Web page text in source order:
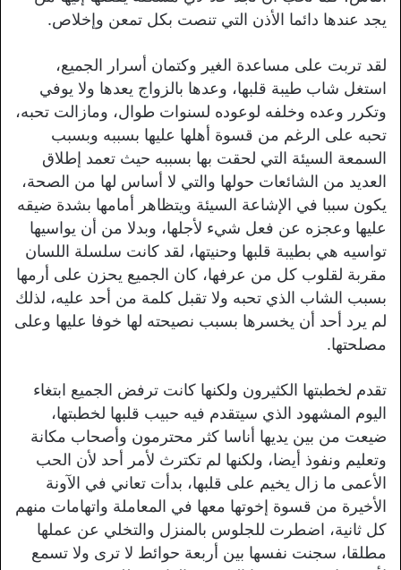
يجد عندها دائما الأذن التي تنصت بكل تمعن وإخلاص.
لقد تربت على مساعدة الغير وكتمان أسرار الجميع،
استغل شاب طيبة قلبها، وعدها بالزواج يعدها ولا يوفي
وتكرر وعده وخلفه لوعوده لسنوات طوال، ومازالت تحبه،
تحبه على الرغم من قسوة أهلها عليها بسببه وبسبب
السمعة السيئة التي لحقت بها بسببه حيث تعمد إطلاق
العديد من الشائعات حولها والتي لا أساس لها من الصحة،
يكون سببا في الإشاعة السيئة ويتظاهر أمامها بشدة ضيقه
عليها وعجزه عن فعل شيء لأجلها، وبدلا من أن يواسيها
تواسيه هي بطيبة قلبها وحنيتها، لقد كانت سلسلة اللسان
مقربة لقلوب كل من عرفها، كان الجميع يحزن على أرمها
بسبب الشاب الذي تحبه ولا تقبل كلمة من أحد عليه، لذلك
لم يرد أحد أن يخسرها بسبب نصيحته لها خوفا عليها وعلى
مصلحتها.
تقدم لخطبتها الكثيرون ولكنها كانت ترفض الجميع ابتغاء
اليوم المشهود الذي سيتقدم فيه حبيب قلبها لخطبتها،
ضيعت من بين يديها أناسا كثر محترمون وأصحاب مكانة
وتعليم ونفوذ أيضا، ولكنها لم تكترث لأمر أحد لأن الحب
الأعمى ما زال يخيم على قلبها، بدأت تعاني في الآونة
الأخيرة من قسوة إخوتها معها في المعاملة واتهامات منهم
كل ثانية، اضطرت للجلوس بالمنزل والتخلي عن عملها
مطلقا، سجنت نفسها بين أربعة حوائط لا ترى ولا تسمع